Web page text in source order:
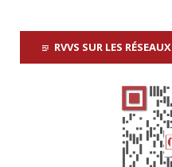
RVVS SUR LES RÉSEAUX